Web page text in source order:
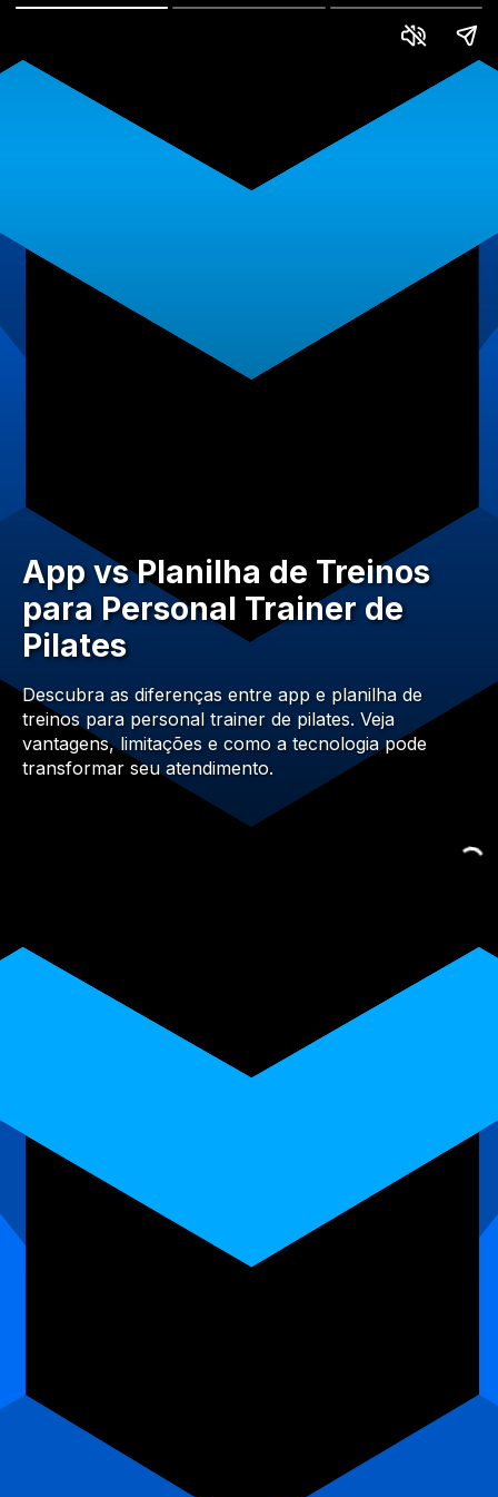
App vs Planilha de Treinos
para Personal Trainer de
Pilates
Descubra as diferenças entre app e planilha de
treinos para personal trainer de pilates. Veja
vantagens, limitações e como a tecnologia pode
transformar seu atendimento.